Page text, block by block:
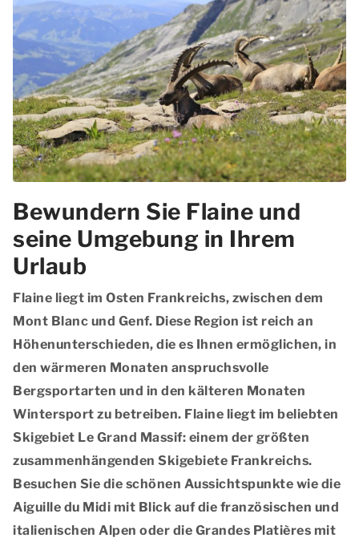
Bewundern Sie Flaine und
seine Umgebung in Ihrem
Urlaub
Flaine liegt im Osten Frankreichs, zwischen dem
Mont Blanc und Genf. Diese Region ist reich an
Höhenunterschieden, die es Ihnen ermöglichen, in
den wärmeren Monaten anspruchsvolle
Bergsportarten und in den kälteren Monaten
Wintersport zu betreiben. Flaine liegt im beliebten
Skigebiet Le Grand Massif: einem der größten
zusammenhängenden Skigebiete Frankreichs.
Besuchen Sie die schönen Aussichtspunkte wie die
Aiguille du Midi mit Blick auf die französischen und
italienischen Alpen oder die Grandes Platières mit